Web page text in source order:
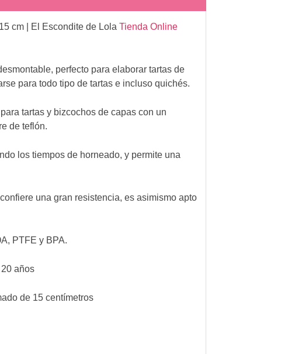
cm| El Escondite de Lola Tienda Online
perfecto para elaborar tartas de
para todo tipo de tartas e incluso quichés.
tartas y bizcochos de capas con un
de teflón.
los tiempos de horneado, y permite una
una gran resistencia, es asimismo apto
PTFE y BPA.
años
de 15 centímetros